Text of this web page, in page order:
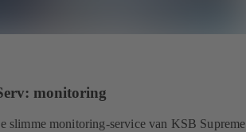
monitoring
slimme monitoring-service van KSB